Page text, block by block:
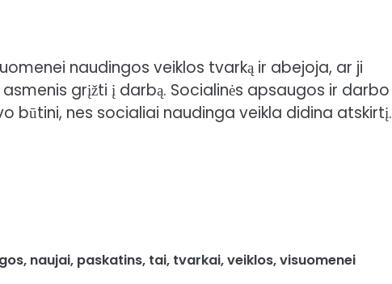
naudingos veiklos tvarką ir abejoja, ar ji
grįžti į darbą. Socialinės apsaugos ir darbo
būtini, nes socialiai naudinga veikla didina atskirtį.
, naujai, paskatins, tai, tvarkai,veiklos,visuomenei